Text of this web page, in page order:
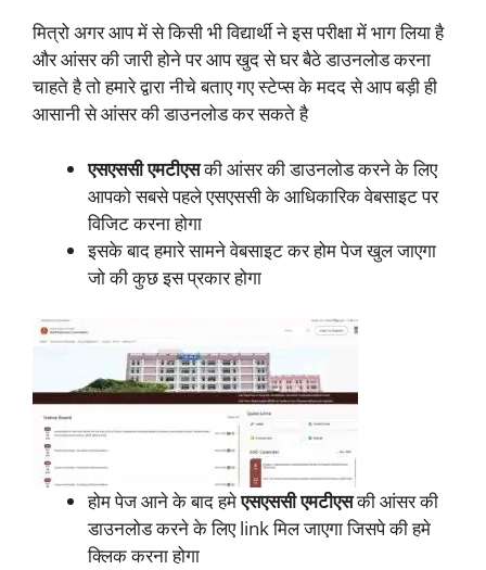
मित्रो अगर आप में से किसी भी विद्यार्थी ने इस परीक्षा में भाग लिया है
और आंसर की जारी होने पर आप खुद से घर बैठे डाउनलोड करना
चाहते है तो हमारे द्वारा नीचे बताए गए स्टेप्स के मदद से आप बड़ी ही
आसानी से आंसर की डाउनलोड कर सकते है
एसएससी एमटीएसकी आंसर की डाउनलोड करने के लिए
आपको सबसे पहले एसएससी के आधिकारिक वेबसाइट पर
विजिट करना होगा
इसके बाद हमारे सामने वेबसाइट कर होम पेज खुल जाएगा
जो की कुछ इस प्रकार होगा
होम पेज आने के बाद हमेएसएससी एमटीएसकी आंसर की
डाउनलोड करने के लिए link मिल जाएगा जिसपे की हमे
क्लिक करना होगा